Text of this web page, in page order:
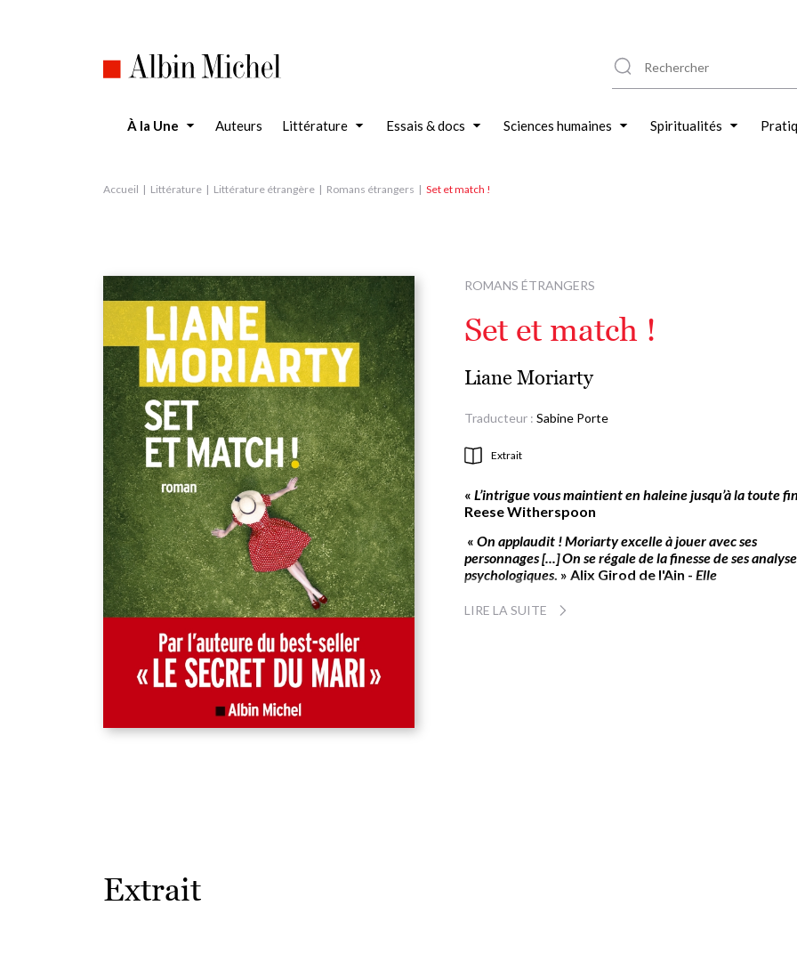
À la Une Auteurs Littérature Essais & docs Sciences humaines Spiritualités
Accueil Littérature Littérature étrangère Romans étrangers Set et match !
ROMANS ÉTRANGERS
Set et match !
Liane Moriarty
Traducteur : Sabine Porte
Extrait
« L’intrigue vous maintient en haleine jusqu’à la toute fin
Reese Witherspoon
« On applaudit ! Moriarty excelle à jouer avec ses
personnages [...] On se régale de la finesse de ses
psychologiques. » Alix Girod de l'Ain - Elle
Imaginez un terrain de tennis.
modèle, heureux en mariage depuis cinquante ans.
LIRE LA SUITE
Extrait